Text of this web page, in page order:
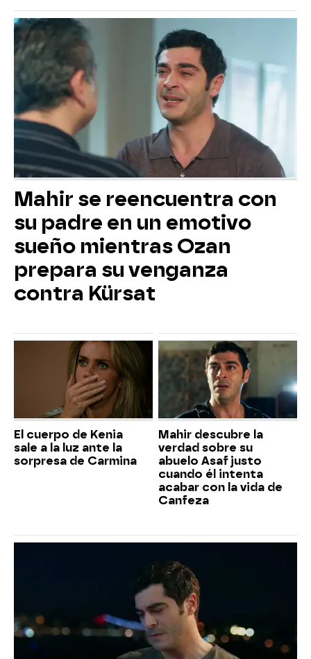
Mahir se reencuentra con
su padre en un emotivo
sueño mientras Ozan
prepara su venganza
contra Kürsat
El cuerpo de Kenia
sale a la luz ante la
sorpresa de Carmina
Mahir descubre la
verdad sobre su
abuelo Asaf justo
cuando él intenta
acabar con la vida de
Canfeza